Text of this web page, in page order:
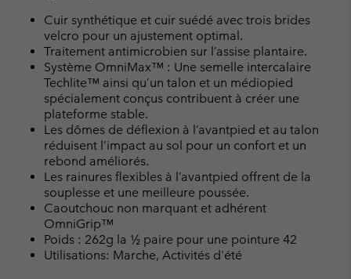
Cuir synthétique et cuir suédé avec trois brides
velcro pour un ajustement optimal.
Traitement antimicrobien sur l’assise plantaire.
Système OmniMax™ : Une semelle intercalaire
Techlite™ ainsi qu’un talon et un médiopied
spécialement conçus contribuent à créer une
plateforme stable.
Les dômes de déflexion à l’avantpied et au talon
réduisent l’impact au sol pour un confort et un
rebond améliorés.
Les rainures flexibles à l’avantpied offrent de la
souplesse et une meilleure poussée.
Caoutchouc non marquant et adhérent
OmniGrip™
Poids : 262g la ½ paire pour une pointure 42
Utilisations: Marche, Activités d'été